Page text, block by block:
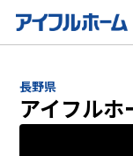
長野県
アイフルホ